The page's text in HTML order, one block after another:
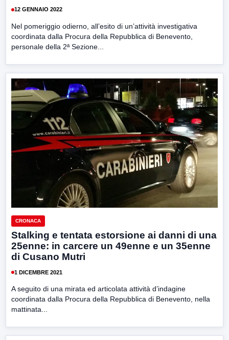
12 GENNAIO 2022
Nel pomeriggio odierno, all’esito di un’attività investigativa
coordinata dalla Procura della Repubblica di Benevento,
personale della 2ª Sezione...
CRONACA
Stalking e tentata estorsione ai danni di una
25enne: in carcere un 49enne e un 35enne
di Cusano Mutri
1 DICEMBRE 2021
A seguito di una mirata ed articolata attività d’indagine
coordinata dalla Procura della Repubblica di Benevento, nella
mattinata...